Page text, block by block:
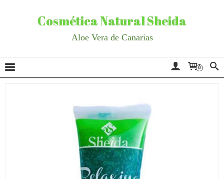
Cosmética Natural Sheida
Aloe Vera de Canarias
0